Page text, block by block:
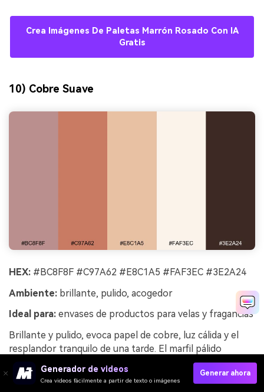
Crea Imágenes De Paletas Marrón Rosado Con IA
Gratis
10) Cobre Suave
HEX: #BC8F8F #C97A62 #E8C1A5 #FAF3EC #3E2A24
Ambiente: brillante, pulido, acogedor
Ideal para: envases de productos para velas y fragancias
Brillante y pulido, evoca papel de cobre, luz cálida y el
resplandor tranquilo de una tarde. El marfil pálido
mantiene las etiquetas legibles, mientras que los tonos
cobre y rosados añaden una calidez sofisticada. Combina
Generador de videos
Crea videos fácilmente a partir de texto o imágenes
Generar ahora